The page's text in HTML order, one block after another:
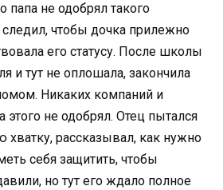
папа не одобрял такого
следил, чтобы дочка прилежно
его статусу. После школы
и тут не оплошала, закончила
Никаких компаний и
этого не одобрял. Отец пытался
хватку, рассказывал, как нужно
себя защитить, чтобы
но тут его ждало полное